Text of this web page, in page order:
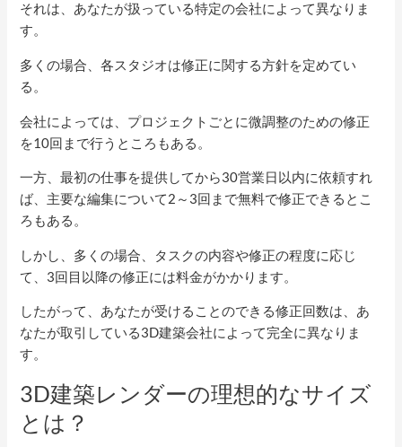
それは、あなたが扱っている特定の会社によって異なりま
す。
多くの場合、各スタジオは修正に関する方針を定めてい
る。
会社によっては、プロジェクトごとに微調整のための修正
を10回まで行うところもある。
一方、最初の仕事を提供してから30営業日以内に依頼すれ
ば、主要な編集について2～3回まで無料で修正できるとこ
ろもある。
しかし、多くの場合、タスクの内容や修正の程度に応じ
て、3回目以降の修正には料金がかかります。
したがって、あなたが受けることのできる修正回数は、あ
なたが取引している3D建築会社によって完全に異なりま
す。
3D建築レンダーの理想的なサイズ
とは？